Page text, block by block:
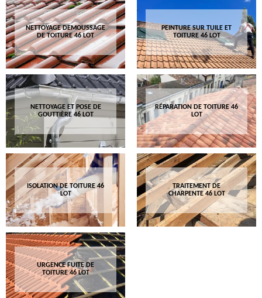
NETTOYAGE DEMOUSSAGE
DE TOITURE 46 LOT
PEINTURE SUR TUILE ET
TOITURE 46 LOT
NETTOYAGE ET POSE DE
GOUTTIÈRE 46 LOT
RÉPARATION DE TOITURE 46
LOT
ISOLATION DE TOITURE 46
LOT
TRAITEMENT DE
CHARPENTE 46 LOT
URGENCE FUITE DE
TOITURE 46 LOT